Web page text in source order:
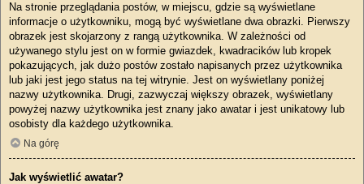
Na stronie przeglądania postów, w miejscu, gdzie są wyświetlane
informacje o użytkowniku, mogą być wyświetlane dwa obrazki. Pierwszy
obrazek jest skojarzony z rangą użytkownika. W zależności od
używanego stylu jest on w formie gwiazdek, kwadracików lub kropek
pokazujących, jak dużo postów zostało napisanych przez użytkownika
lub jaki jest jego status na tej witrynie. Jest on wyświetlany poniżej
nazwy użytkownika. Drugi, zazwyczaj większy obrazek, wyświetlany
powyżej nazwy użytkownika jest znany jako awatar i jest unikatowy lub
osobisty dla każdego użytkownika.
Na górę
Jak wyświetlić awatar?